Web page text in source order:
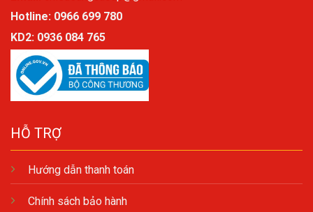
Hotline: 0966 699 780
KD2: 0936 084 765
HỖ TRỢ
Hướng dẫn thanh toán
Chính sách bảo hành